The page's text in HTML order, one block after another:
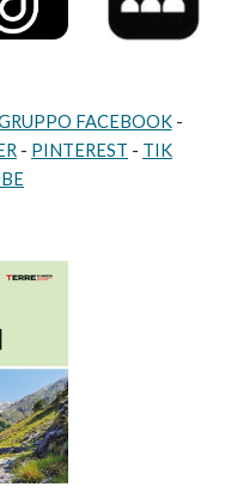
FACEBOOK-
- PINTEREST - TIK